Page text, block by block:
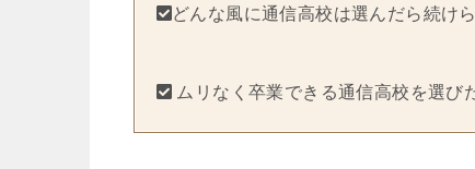
どんな風に通信高校は選んだら続け
ムリなく卒業できる通信高校を選び